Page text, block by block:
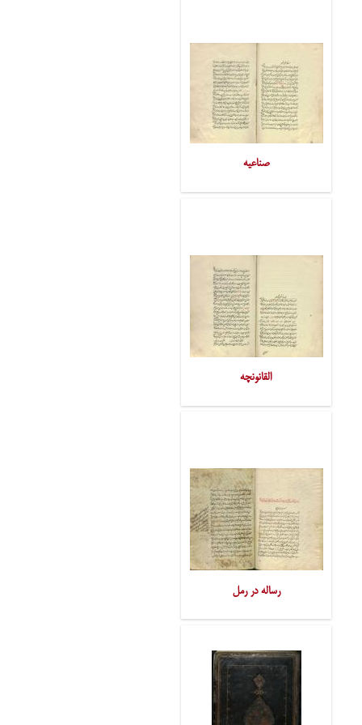
صناعیه
القانونچه
رساله در رمل